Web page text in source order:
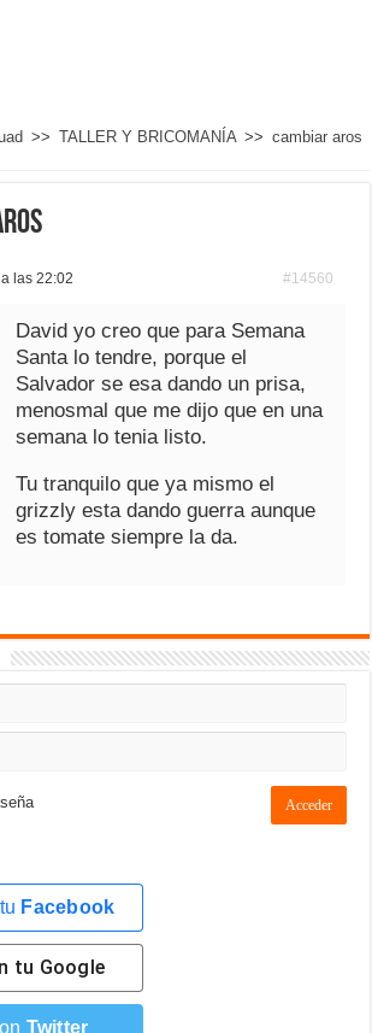
>> TALLER Y BRICOMANÍA >> cambiar aros
las 22:02 #14560
David yo creo que para Semana
Santa lo tendre, porque el
Salvador se esa dando un prisa,
menosmal que me dijo que en una
semana lo tenia listo.
Tu tranquilo que ya mismo el
grizzly esta dando guerra aunque
es tomate siempre la da.
Acceder
Facebook
tu Google
Twitter